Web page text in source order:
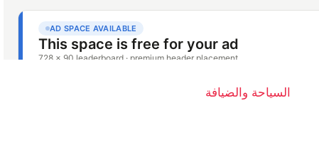
السياحة والضيافة